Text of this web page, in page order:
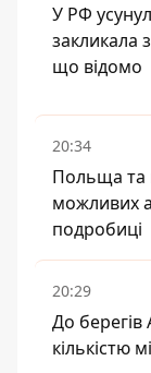
У РФ
закликала
що відомо
20:34
Польща та
можливих
подробиці
20:29
До берегів
кількістю